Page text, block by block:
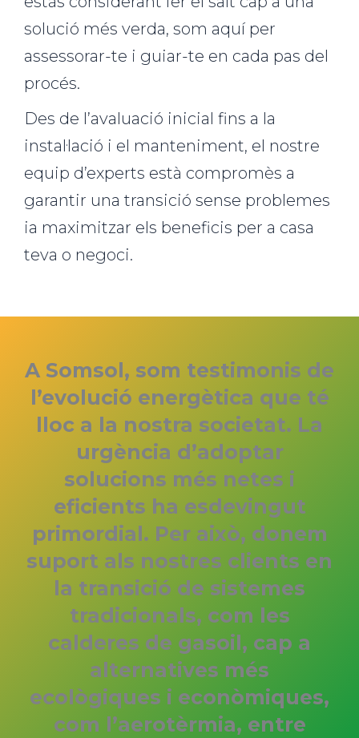
solució més verda, som aquí per
assessorar-te i guiar-te en cada pas del
procés.
Des de l’avaluació inicial fins a la
instal·lació i el manteniment, el nostre
equip d’experts està compromès a
garantir una transició sense problemes
ia maximitzar els beneficis per a casa
teva o negoci.
A Somsol, som testimonis de
l’evolució energètica que té
lloc a la nostra societat. La
urgència d’adoptar
solucions més netes i
eficients ha esdevingut
primordial. Per això, donem
suport als nostres clients en
la transició de sistemes
tradicionals, com les
calderes de gasoil, cap a
alternatives més
ecològiques i econòmiques,
com l’aerotèrmia, entre